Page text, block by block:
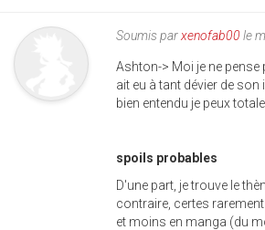
Soumis parxenofab00 le
Ashton-> Moi je ne pense
ait eu à tant dévier de
bien entendu je peux
spoils probables
D'une part, je trouve le
contraire, certes
et moins en manga (du